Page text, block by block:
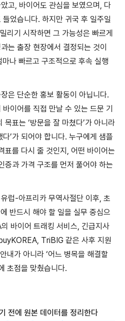
고, 바이어도 관심을 보였으며, 다
었습니다. 하지만 귀국 후 일주일
리기 시작하면 그 가능성은 빠르게
는 출장 현장에서 결정되는 것이
나 빠르고 구조적으로 후속 실행
은 단순한 홍보 활동이 아닙니다.
이어를 직접 만날 수 있는 드문 기
표는 ‘방문을 잘 마쳤다’가 아니라
’가 되어야 합니다. 누구에게 샘플
표를 다시 줄 것인지, 어떤 바이어는
증과 가격 구조를 먼저 풀어야 하는
럽-아프리카 무역사절단 이후, 초
반드시 해야 할 일을 실무 중심으
바이어 트래킹 서비스, 긴급지사
TriBIG 같은 사후 지원
내가 아니라 ‘어느 병목을 해결할
초점을 맞췄습니다.
전에 원본 데이터를 정리한다